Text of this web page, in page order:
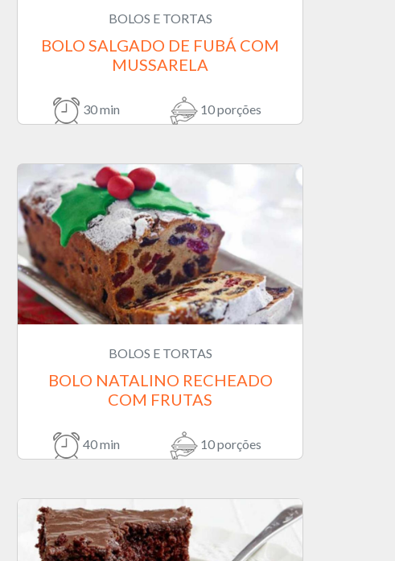
BOLOS E TORTAS
BOLO SALGADO DE FUBÁ COM
MUSSARELA
30 min 10 porções
BOLOS E TORTAS
BOLO NATALINO RECHEADO
COM FRUTAS
40 min 10 porções